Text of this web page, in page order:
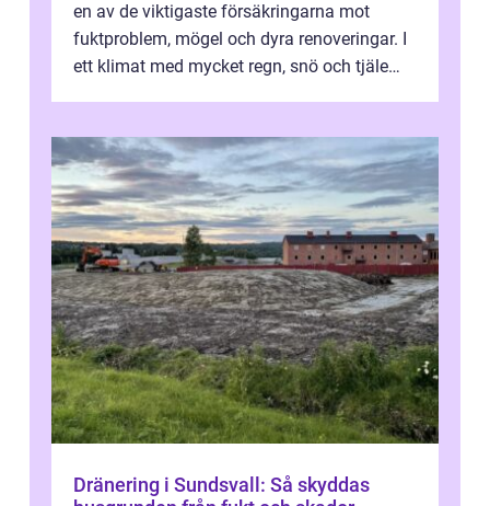
en av de viktigaste försäkringarna mot
fuktproblem, mögel och dyra renoveringar. I
ett klimat med mycket regn, snö och tjäle
Dränering i Sundsvall: Så skyddas